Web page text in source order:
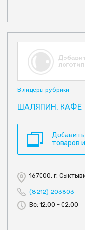
В лидеры рубрики
ШАЛЯПИН, КАФЕ
товаров
167000, г.
(8212) 203803
Вс: 12:00 - 02:00